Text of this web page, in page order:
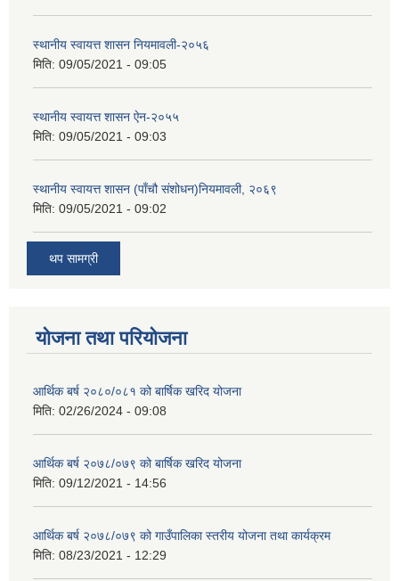
स्थानीय स्वायत्त शासन नियमावली-२०५६
मिति: 09/05/2021 - 09:05
स्थानीय स्वायत्त शासन ए‍ेन-२०५५
मिति: 09/05/2021 - 09:03
स्थानीय स्वायत्त शासन (पाँचौ संशोधन)नियमावली, २०६९
मिति: 09/05/2021 - 09:02
थप सामग्री
योजना तथा परियोजना
आर्थिक बर्ष २०८०/०८१ को बार्षिक खरिद योजना
मिति: 02/26/2024 - 09:08
आर्थिक बर्ष २०७८/०७९ को बार्षिक खरिद योजना
मिति: 09/12/2021 - 14:56
आर्थिक बर्ष २०७८/०७९ को गाउँपालिका स्तरीय योजना तथा कार्यक्रम
मिति: 08/23/2021 - 12:29